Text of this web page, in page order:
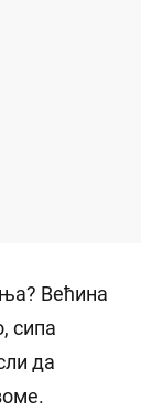
Већина
сипа
да